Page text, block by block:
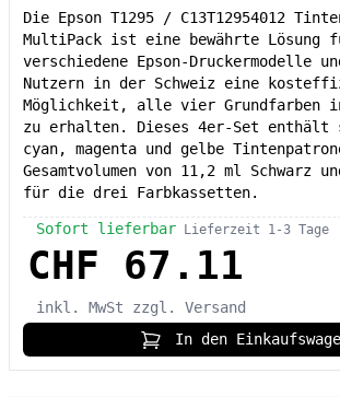
Die Epson T1295 / C13T12954012
MultiPack ist eine bewährte Lösung
verschiedene Epson-Druckermodelle
Nutzern in der Schweiz eine
Möglichkeit, alle vier Grundfarben
zu erhalten. Dieses 4er-Set enthält
cyan, magenta und gelbe
Gesamtvolumen von 11,2 ml Schwarz
für die drei Farbkassetten.
Sofort lieferbar Lieferzeit 1-3 Tage
CHF 67.11
inkl. MwSt
zzgl. Versand
In den